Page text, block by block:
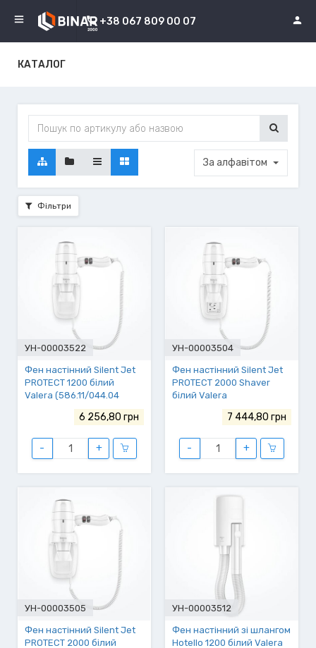
+38 067 809 00 07
КАТАЛОГ
За алфавітом
Фільтри
УН-00003522
Фен настінний Silent Jet
PROTECT 1200 білий
Valera (586.11/044.04
white), ящ.6
6 256,80 грн
- +
УН-00003504
Фен настінний Silent Jet
PROTECT 2000 Shaver
білий Valera
(586.10/044.06 white),
7 444,80 грн
- +
УН-00003505
Фен настінний Silent Jet
PROTECT 2000 білий
УН-00003512
Фен настінний зі шлангом
Hotello 1200 білий Valera